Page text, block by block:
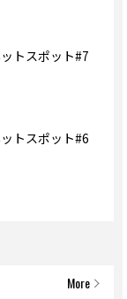
トスポット#7
トスポット#6
More